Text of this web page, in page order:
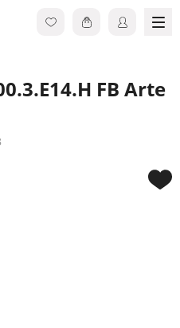
FB Arte